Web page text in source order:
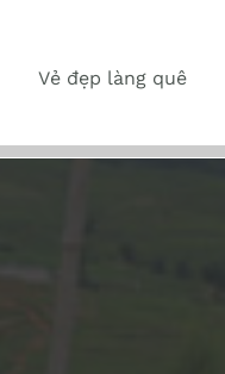
Vẻ đẹp làng quê